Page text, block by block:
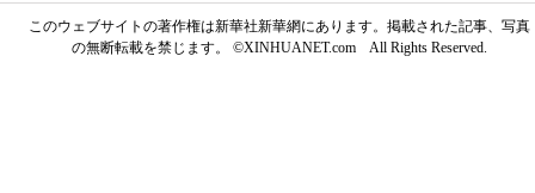
このウェブサイトの著作権は新華社新華網にあります。掲載された記事、写真
の無断転載を禁じます。 ©XINHUANET.com All Rights Reserved.